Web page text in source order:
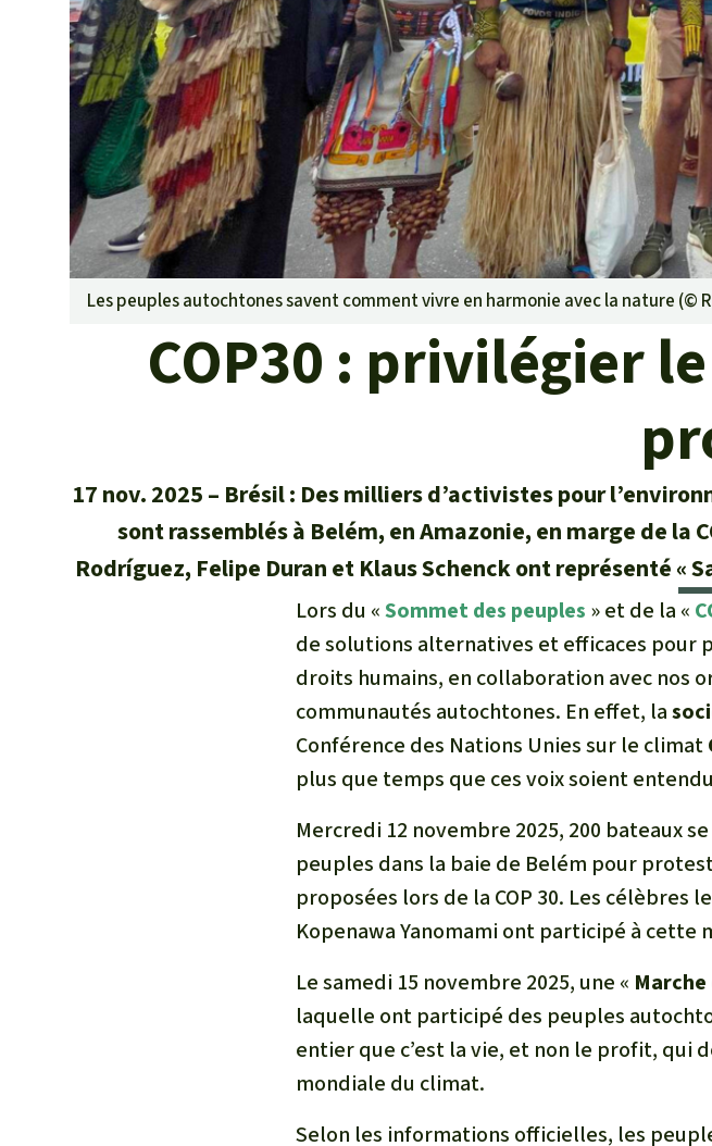
Les biocarburants
L’aluminium
L'élevage industriel
L'or
L'accaparement des terres
Le braconnage
Les barrages
Le ciment et le béton
Les routes
Les peuples autochtones savent comment vivre en harmonie avec la nature (©
COP30 : privilégier
17 nov. 2025
Brésil : Des milliers d’activistes pour
sont rassemblés à Belém, en Amazonie, en marge de la
Rodríguez, Felipe Duran et Klaus Schenck ont représenté «
Lors du «Sommet des peuples » et de la «
de solutions alternatives et efficaces
droits humains, en collaboration avec nos
communautés autochtones. En effet, la
Conférence des Nations Unies sur le climat
plus que temps que ces voix soient
Mercredi 12 novembre 2025, 200 bateaux
peuples dans la baie de Belém pour
proposées lors de la COP 30. Les
Kopenawa Yanomami ont participé à
Le samedi 15 novembre 2025, une « Marche
laquelle ont participé des peuples
entier que c’est la vie, et non le profit, qui
mondiale du climat.
Selon les informations officielles, les